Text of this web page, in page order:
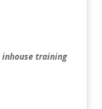
inhouse training